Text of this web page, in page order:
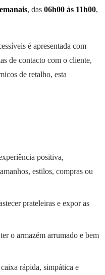
, das 06h00 às 11h00,
é apresentada com
de contacto com o cliente,
de retalho, esta
positiva,
estilos, compras ou
prateleiras e expor as
o armazém arrumado e bem
rápida, simpática e